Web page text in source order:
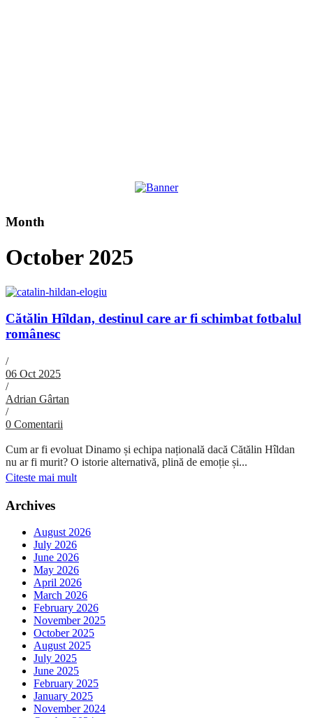
Month
October 2025
Cătălin Hîldan, destinul care ar fi schimbat fotbalul
românesc
/
06 Oct 2025
/
Adrian Gârtan
/
0 Comentarii
Cum ar fi evoluat Dinamo și echipa națională dacă Cătălin Hîldan
nu ar fi murit? O istorie alternativă, plină de emoție și...
Citeste mai mult
Archives
August 2026
July 2026
June 2026
May 2026
April 2026
March 2026
February 2026
November 2025
October 2025
August 2025
July 2025
June 2025
February 2025
January 2025
November 2024